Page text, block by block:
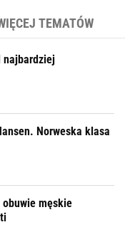
TEMATÓW
najbardziej
Norweska klasa
męskie